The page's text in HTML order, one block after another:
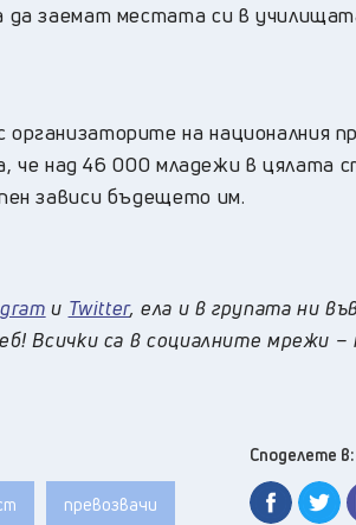
да заемат местата си в
на националния
че над 46 000 младежи в цялата
зависи бъдещето им.
и Twitter, ела и в групата ни
Всички са в социалните мрежи –
превозвачи
Споделете в: